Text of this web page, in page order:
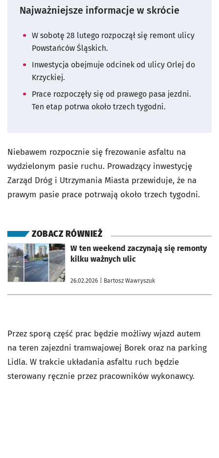
Najważniejsze informacje w skrócie
W sobotę 28 lutego rozpoczął się remont ulicy
Powstańców Śląskich.
Inwestycja obejmuje odcinek od ulicy Orlej do
Krzyckiej.
Prace rozpoczęły się od prawego pasa jezdni.
Ten etap potrwa około trzech tygodni.
Niebawem rozpocznie się frezowanie asfaltu na
wydzielonym pasie ruchu. Prowadzący inwestycję
Zarząd Dróg i Utrzymania Miasta przewiduje, że na
prawym pasie prace potrwają około trzech tygodni.
ZOBACZ RÓWNIEŻ
W ten weekend zaczynają się remonty
kilku ważnych ulic
26.02.2026 | Bartosz Wawryszuk
otworzy się w nowej karcie
Przez sporą część prac będzie możliwy wjazd autem
na teren zajezdni tramwajowej Borek oraz na parking
Lidla. W trakcie układania asfaltu ruch będzie
sterowany ręcznie przez pracowników wykonawcy.